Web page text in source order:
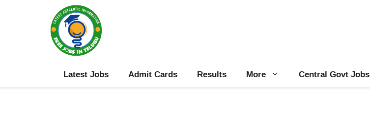
Latest Jobs Admit Cards Results More Central Govt Jobs